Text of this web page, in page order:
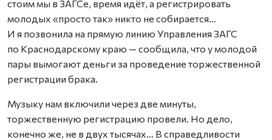
стоим мы в ЗАГСе, время идёт, а регистрировать
молодых «просто так» никто не собирается…
И я позвонила на прямую линию Управления ЗАГС
по Краснодарскому краю — сообщила, что у молодой
пары вымогают деньги за проведение торжест­венной
регистрации брака.
Музыку нам включили через две минуты,
торжественную регистрацию провели. Но дело,
конечно же, не в двух тысячах… В справедливости